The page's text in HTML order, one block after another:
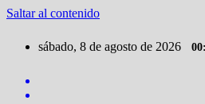
Saltar al contenido
sábado, 8 de agosto de 2026